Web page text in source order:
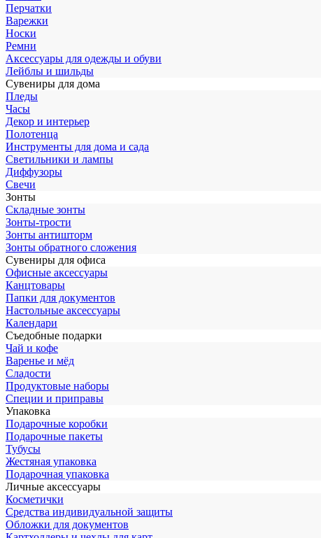
Перчатки
Варежки
Носки
Ремни
Аксессуары для одежды и обуви
Лейблы и шильды
Сувениры для дома
Пледы
Часы
Декор и интерьер
Полотенца
Инструменты для дома и сада
Светильники и лампы
Диффузоры
Свечи
Зонты
Складные зонты
Зонты-трости
Зонты антишторм
Зонты обратного сложения
Сувениры для офиса
Офисные аксессуары
Канцтовары
Папки для документов
Настольные аксессуары
Календари
Съедобные подарки
Чай и кофе
Варенье и мёд
Сладости
Продуктовые наборы
Специи и приправы
Упаковка
Подарочные коробки
Подарочные пакеты
Тубусы
Жестяная упаковка
Подарочная упаковка
Личные аксессуары
Косметички
Средства индивидуальной защиты
Обложки для документов